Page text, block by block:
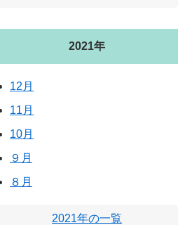
2021年
12月
11月
10月
９月
８月
2021年の一覧